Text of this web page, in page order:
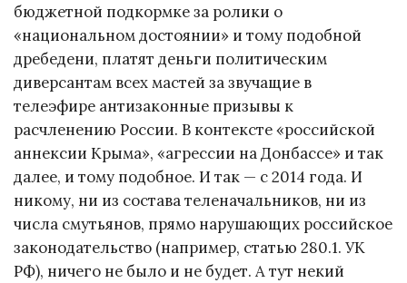
бюджетной подкормке за ролики о
«национальном достоянии» и тому подобной
дребедени, платят деньги политическим
диверсантам всех мастей за звучащие в
телеэфире антизаконные призывы к
расчленению России. В контексте «российской
аннексии Крыма», «агрессии на Донбассе» и так
далее, и тому подобное. И так — с 2014 года. И
никому, ни из состава теленачальников, ни из
числа смутьянов, прямо нарушающих российское
законодательство (например, статью 280.1. УК
РФ), ничего не было и не будет. А тут некий